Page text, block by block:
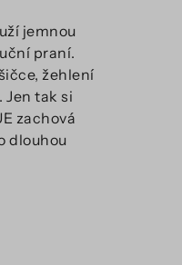
jemnou
praní.
žehlení
tak si
zachová
dlouhou